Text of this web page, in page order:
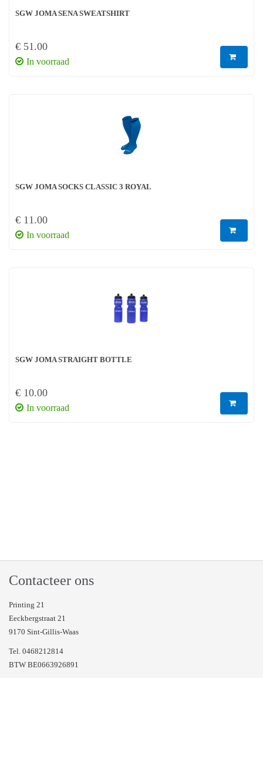
SGW JOMA SENA SWEATSHIRT
€ 51.00
In voorraad
SGW JOMA SOCKS CLASSIC 3 ROYAL
€ 11.00
In voorraad
SGW JOMA STRAIGHT BOTTLE
€ 10.00
In voorraad
Contacteer ons
Printing 21
Eeckbergstraat 21
9170 Sint-Gillis-Waas
Tel. 0468212814
BTW BE0663926891